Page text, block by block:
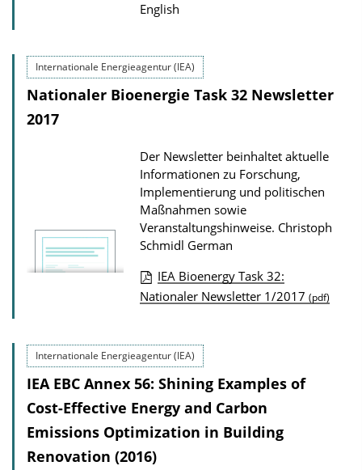
w
l
o
a
s
English
Internationale Energieagentur (IEA)
Nationaler Bioenergie Task 32 Newsletter
2017
Der Newsletter beinhaltet aktuelle
Informationen zu Forschung,
Implementierung und politischen
Maßnahmen sowie
Veranstaltungshinweise. Christoph
Schmidl German
P
b
l
i
c
a
t
IEA Bioenergy Task 32:
Nationaler Newsletter 1/2017 (pdf)
Internationale Energieagentur (IEA)
IEA EBC Annex 56: Shining Examples of
Cost-Effective Energy and Carbon
Emissions Optimization in Building
Renovation (2016)